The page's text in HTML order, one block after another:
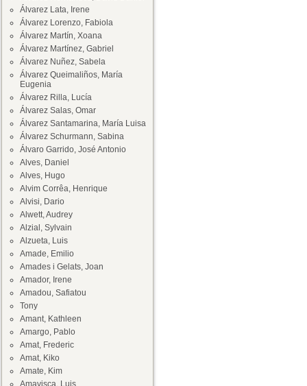
Álvarez Lata, Irene
Álvarez Lorenzo, Fabiola
Álvarez Martín, Xoana
Álvarez Martínez, Gabriel
Álvarez Nuñez, Sabela
Álvarez Queimaliños, María
Eugenia
Álvarez Rilla, Lucía
Álvarez Salas, Omar
Álvarez Santamarina, María Luisa
Álvarez Schurmann, Sabina
Álvaro Garrido, José Antonio
Alves, Daniel
Alves, Hugo
Alvim Corrêa, Henrique
Alvisi, Dario
Alwett, Audrey
Alzial, Sylvain
Alzueta, Luis
Amade, Emilio
Amades i Gelats, Joan
Amador, Irene
Amadou, Safiatou
Tony
Amant, Kathleen
Amargo, Pablo
Amat, Frederic
Amat, Kiko
Amate, Kim
Amavisca, Luis